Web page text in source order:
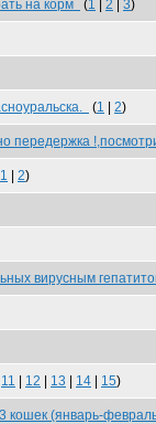
на корм (1 2 3)
(1 2)
передержка
1 2)
вирусным
11 12 13 14 15)
кошек (январь-